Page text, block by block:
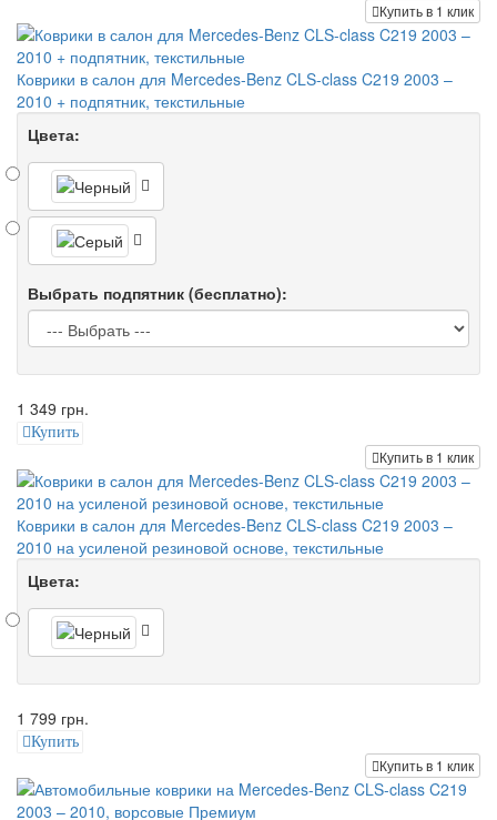
Купить в 1 клик
Коврики в салон для Mercedes-Benz CLS-class C219 2003 –
2010 + подпятник, текстильные
Цвета:
Выбрать подпятник (бесплатно):
1 349 грн.
Купить
Купить в 1 клик
Коврики в салон для Mercedes-Benz CLS-class C219 2003 –
2010 на усиленой резиновой основе, текстильные
Цвета:
1 799 грн.
Купить
Купить в 1 клик